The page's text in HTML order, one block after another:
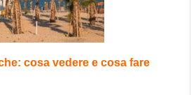
cosa vedere e cosa fare